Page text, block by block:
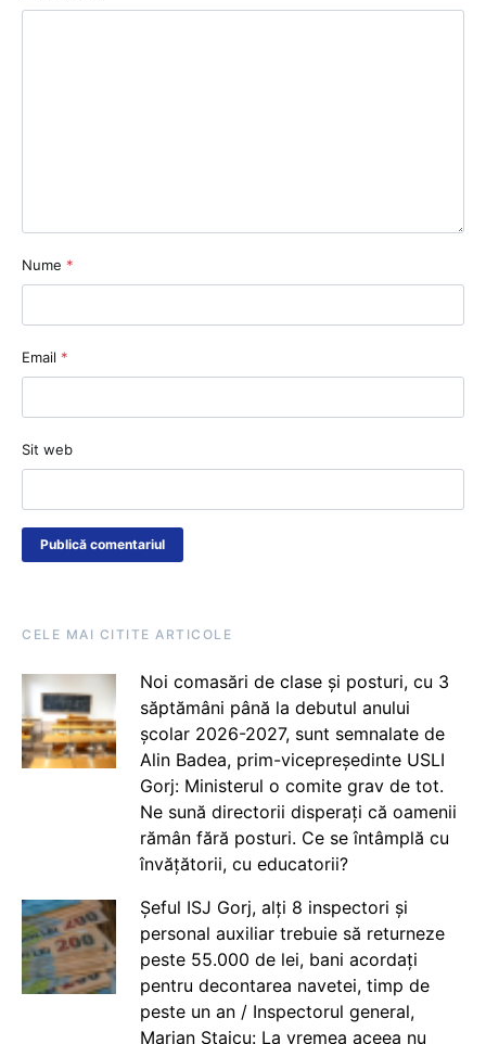
Nume *
Email *
Sit web
CELE MAI CITITE ARTICOLE
Noi comasări de clase și posturi, cu 3
săptămâni până la debutul anului
școlar 2026-2027, sunt semnalate de
Alin Badea, prim-vicepreședinte USLI
Gorj: Ministerul o comite grav de tot.
Ne sună directorii disperați că oamenii
rămân fără posturi. Ce se întâmplă cu
învățătorii, cu educatorii?
Șeful ISJ Gorj, alți 8 inspectori și
personal auxiliar trebuie să returneze
peste 55.000 de lei, bani acordați
pentru decontarea navetei, timp de
peste un an / Inspectorul general,
Marian Staicu: La vremea aceea nu